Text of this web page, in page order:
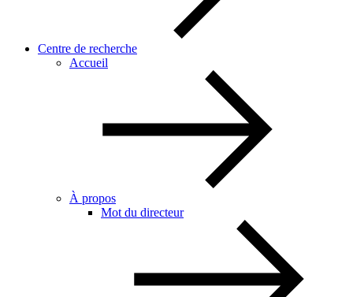
Centre de recherche
Accueil
À propos
Mot du directeur